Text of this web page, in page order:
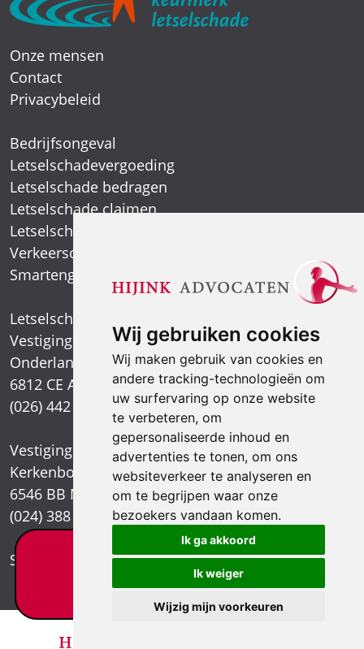
Wij gebruiken cookies
Wij maken gebruik van cookies en
andere tracking-technologieën om
uw surfervaring op onze website
te verbeteren, om
gepersonaliseerde inhoud en
advertenties te tonen, om ons
websiteverkeer te analyseren en
om te begrijpen waar onze
bezoekers vandaan komen.
Ik ga akkoord
Ik weiger
Wijzig mijn voorkeuren
Letselschade test?
×
Onze mensen
Contact
Privacybeleid
Bedrijfsongeval
Letselschadevergoeding
Letselschade bedragen
Letselschade claimen
Letselschade expert
Verkeersongeval
Smartengeld
Letselschadespecialist
Vestiging Arnhem
Onderlangs 1
6812 CE Arnhem
(026) 442 39 13
Vestiging Nijmegen
Kerkenbos 1021
6546 BB Nijmegen
(024) 388 66 80
Stuur een e-mail